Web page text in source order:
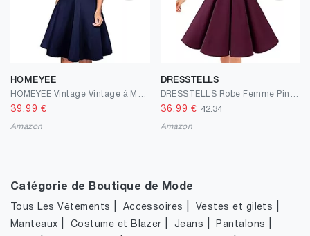
HOMEYEE
39.99 €
Amazon
DRESSTELLS
36.99 € 42.34
Amazon
Catégorie de Boutique de Mode
Tous Les Vêtements Accessoires Vestes et gilets
Manteaux Costume et Blazer Jeans Pantalons